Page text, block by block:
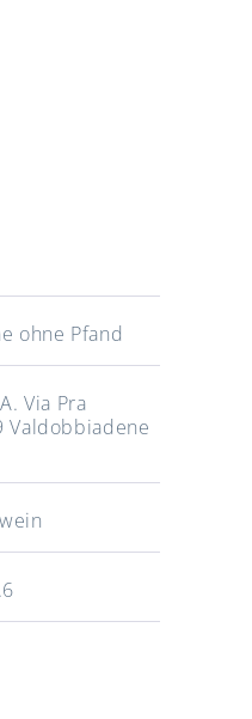
ohne Pfand
Via Pra
Valdobbiadene